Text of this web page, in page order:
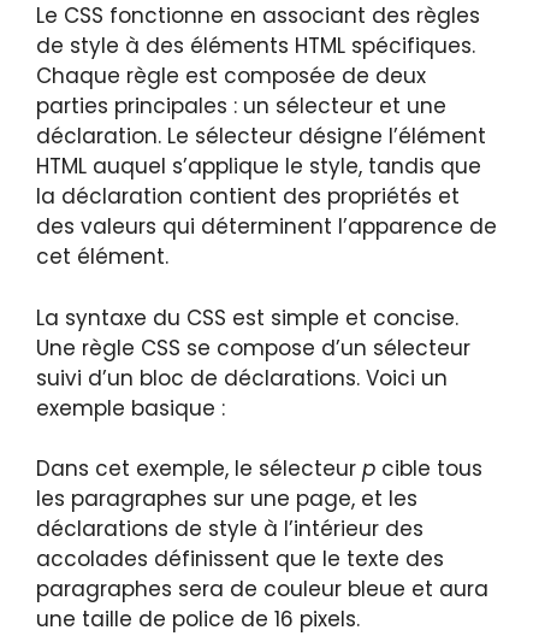
Le CSS fonctionne en associant des règles
de style à des éléments HTML spécifiques.
Chaque règle est composée de deux
parties principales : un sélecteur et une
déclaration. Le sélecteur désigne l’élément
HTML auquel s’applique le style, tandis que
la déclaration contient des propriétés et
des valeurs qui déterminent l’apparence de
cet élément.
La syntaxe du CSS est simple et concise.
Une règle CSS se compose d’un sélecteur
suivi d’un bloc de déclarations. Voici un
exemple basique :
Dans cet exemple, le sélecteur p cible tous
les paragraphes sur une page, et les
déclarations de style à l’intérieur des
accolades définissent que le texte des
paragraphes sera de couleur bleue et aura
une taille de police de 16 pixels.